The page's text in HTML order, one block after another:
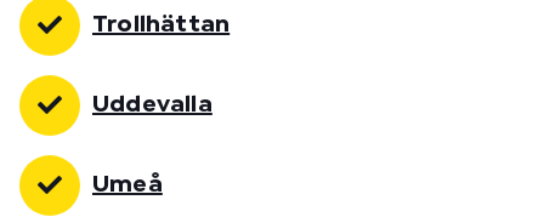
Trollhättan
Uddevalla
Umeå